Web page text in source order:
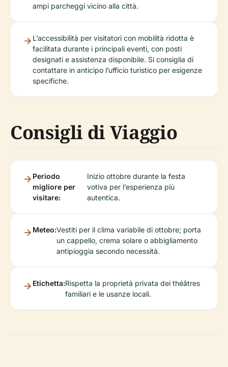
ampi parcheggi vicino alla città.
L’accessibilità per visitatori con mobilità ridotta è
facilitata durante i principali eventi, con posti
designati e assistenza disponibile. Si consiglia di
contattare in anticipo l’ufficio turistico per esigenze
specifiche.
Consigli di Viaggio
Periodo
migliore per
visitare:
Inizio ottobre durante la festa
votiva per l’esperienza più
autentica.
Meteo:Vestiti per il clima variabile di ottobre; porta
un cappello, crema solare o abbigliamento
antipioggia secondo necessità.
Etichetta:Rispetta la proprietà privata dei théâtres
familiari e le usanze locali.